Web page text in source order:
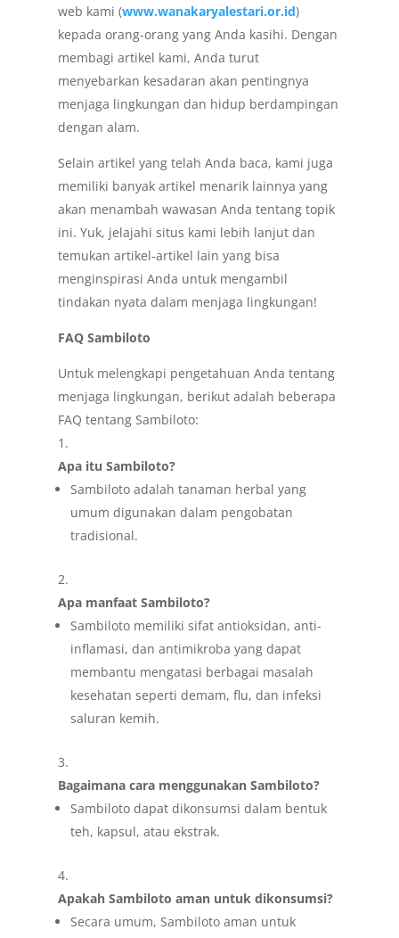
web kami (www.wanakaryalestari.or.id)
kepada orang-orang yang Anda kasihi. Dengan
membagi artikel kami, Anda turut
menyebarkan kesadaran akan pentingnya
menjaga lingkungan dan hidup berdampingan
dengan alam.
Selain artikel yang telah Anda baca, kami juga
memiliki banyak artikel menarik lainnya yang
akan menambah wawasan Anda tentang topik
ini. Yuk, jelajahi situs kami lebih lanjut dan
temukan artikel-artikel lain yang bisa
menginspirasi Anda untuk mengambil
tindakan nyata dalam menjaga lingkungan!
FAQ Sambiloto
Untuk melengkapi pengetahuan Anda tentang
menjaga lingkungan, berikut adalah beberapa
FAQ tentang Sambiloto:
Apa itu Sambiloto?
Sambiloto adalah tanaman herbal yang
umum digunakan dalam pengobatan
tradisional.
Apa manfaat Sambiloto?
Sambiloto memiliki sifat antioksidan, anti-
inflamasi, dan antimikroba yang dapat
membantu mengatasi berbagai masalah
kesehatan seperti demam, flu, dan infeksi
saluran kemih.
Bagaimana cara menggunakan Sambiloto?
Sambiloto dapat dikonsumsi dalam bentuk
teh, kapsul, atau ekstrak.
Apakah Sambiloto aman untuk dikonsumsi?
Secara umum, Sambiloto aman untuk